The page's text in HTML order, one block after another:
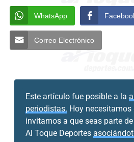
WhatsApp
Correo Electrónico
Este artículo fue posible a la
periodistas. Hoy necesitamos
invitamos a que seas parte
Al Toque Deportes